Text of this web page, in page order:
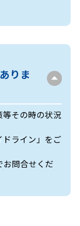
りま
その時の状況
ライン」をご
お問合せくだ